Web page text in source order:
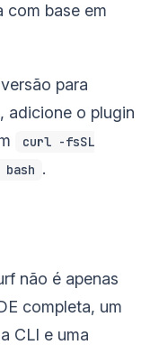
com base em
para
, adicione o plugin
curl -fsSL
.
não é apenas
completa, um
CLI e uma